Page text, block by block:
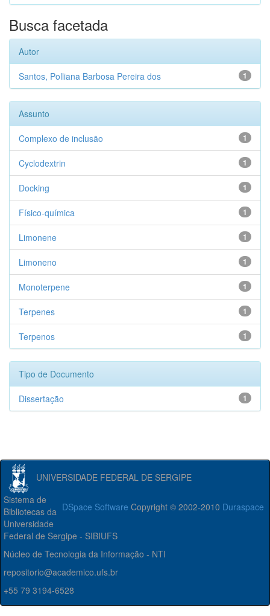
Busca facetada
Autor
1
Santos, Polliana Barbosa Pereira dos
Assunto
1
Complexo de inclusão
1
Cyclodextrin
1
Docking
1
Físico-química
1
Limonene
1
Limoneno
1
Monoterpene
1
Terpenes
1
Terpenos
Tipo de Documento
1
Dissertação
UNIVERSIDADE FEDERAL DE SERGIPE
DSpace Software Copyright © 2002-2010 Duraspace
Sistema de
Bibliotecas da
Universidade
Federal de Sergipe - SIBIUFS
Núcleo de Tecnologia da Informação - NTI
repositorio@academico.ufs.br
+55 79 3194-6528